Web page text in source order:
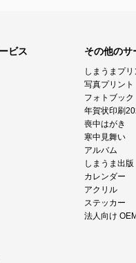
ビス その他のサ
しまうまプ
写真プリント
フォトブック
年賀状印刷
喪中はがき
寒中見舞い
アルバム
しまうま出版
カレンダー
アクリル
ステッカー
法人向け